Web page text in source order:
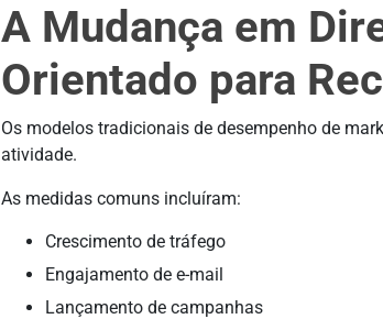
A Mudança em
Orientado para
Os modelos tradicionais de desempenho de
atividade.
As medidas comuns incluíram:
Crescimento de tráfego
Engajamento de e-mail
Lançamento de campanhas